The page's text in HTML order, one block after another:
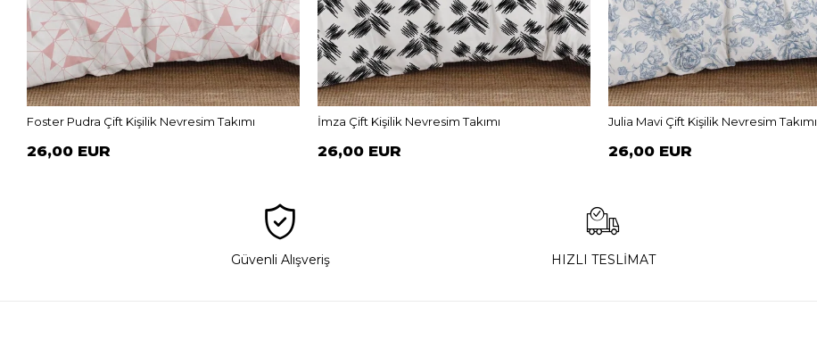
Foster Pudra Çift Kişilik Nevresim Takımı
26,00 EUR
İmza Çift Kişilik Nevresim Takımı
26,00 EUR
Julia Mavi Çift Kişilik Nevresim Takımı
26,00 EUR
Güvenli Alışveriş HIZLI TESLİMAT